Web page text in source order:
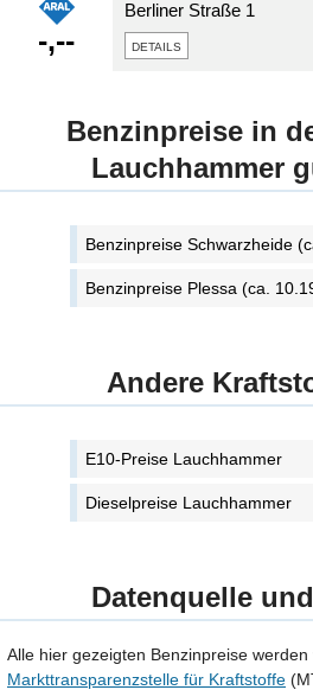
-,--
Berliner Straße 1
details
Benzinpreise in
Lauchhammer
Benzinpreise Schwarzheide
Benzinpreise Plessa (ca.
Andere
E10-Preise Lauchhammer
Dieselpreise Lauchhammer
Datenquelle
Alle hier gezeigten Benzinpreise
Markttransparenzstelle für Kraftstoffe